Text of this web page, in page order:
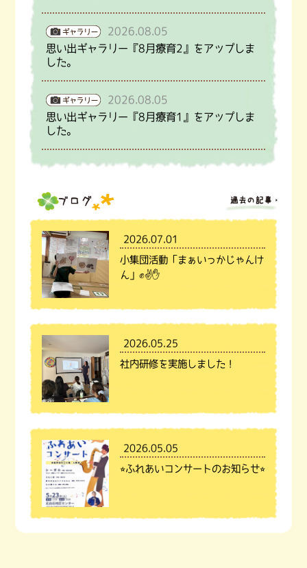
2026.08.05
思い出ギャラリー『8月療育2』をアップしま
した。
2026.08.05
思い出ギャラリー『8月療育1』をアップしま
した。
2026.07.01
小集団活動「まぁいっかじゃんけ
ん」✊✌️✋
2026.05.25
社内研修を実施しました！
2026.05.05
⭐︎ふれあいコンサートのお知らせ⭐︎